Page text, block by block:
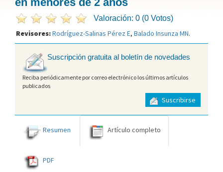
Valoración: 0 (0 Votos)
Revisores:Rodríguez-Salinas Pérez E, Balado Insunza MN.
Suscripción gratuita al boletín de novedades
Reciba periódicamente por correo electrónico los últimos artículos
publicados
Suscribirse
Resumen Artículo completo
PDF